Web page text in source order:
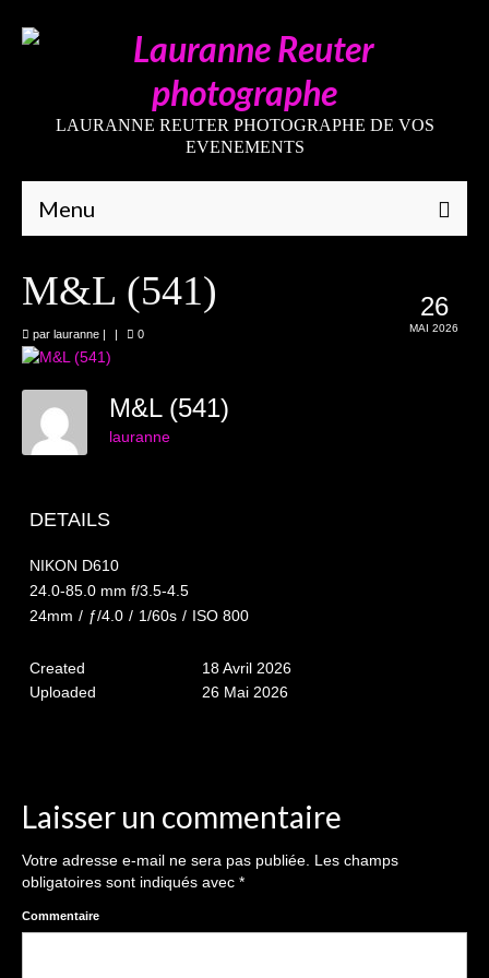
LAURANNE REUTER PHOTOGRAPHE DE VOS
EVENEMENTS
Menu
Mariages
Grossesses
Nouveaux-nés
Enfants
les 8 – 17 ans
Reportages / Nature morte
Galeries Privées
séance du 25.04.26
26
MAI 2026
M&L (541)
par lauranne | | 0
M&L (541)
lauranne
DETAILS
NIKON D610
24.0-85.0 mm f/3.5-4.5
24mm / ƒ/4.0 / 1/60s / ISO 800
Created
18 Avril 2026
Uploaded
26 Mai 2026
Laisser un commentaire
Votre adresse e-mail ne sera pas publiée. Les champs
obligatoires sont indiqués avec *
Commentaire